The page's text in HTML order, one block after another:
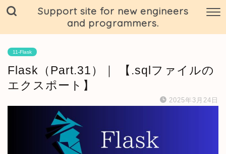
Support site for new engineers
and programmers.
11-Flask
Flask（Part.31）｜ 【.sqlファイルの
エクスポート】
2025年3月24日